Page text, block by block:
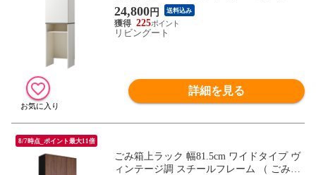
収納 ダストボックス ごみ箱 家具 食器棚
キッチン収納 台所 キッチン家具 シンプル
可動棚 扉付 ）
24,800円 送料込み
225
リビングート
詳細を見る
8/7時点_ポイント最大11倍
ごみ箱上ラック 幅81.5cm ワイドタイプ ヴ
ィンテージ調 スチールフレーム （ ごみ箱